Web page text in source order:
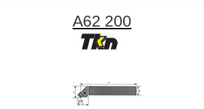
A62 200